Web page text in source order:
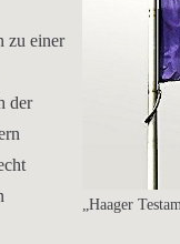
„Haager
zu einer
der